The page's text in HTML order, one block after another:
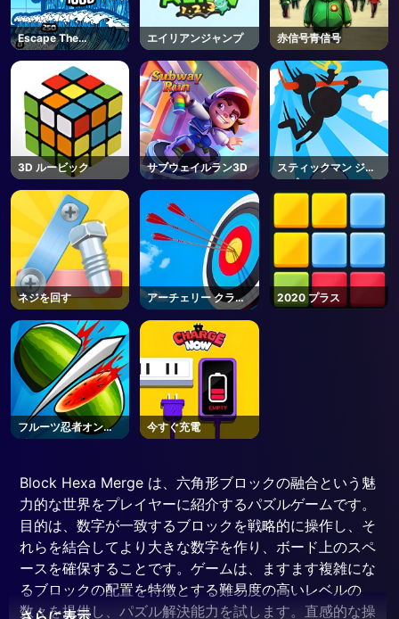
Escape The
Tsunami 🌊 - Roblox
エイリアンジャンプ 赤信号青信号
3D ルービック サブウェイルラン3D
スティックマン ジャ
ンプ
ネジを回す
アーチェリー クラブ
2
2020 プラス
フルーツ忍者オンラ
イン
今すぐ充電
Block Hexa Merge は、六角形ブロックの融合という魅
力的な世界をプレイヤーに紹介するパズルゲームです。
目的は、数字が一致するブロックを戦略的に操作し、そ
れらを結合してより大きな数字を作り、ボード上のスペ
ースを確保することです。ゲームは、ますます複雑にな
るブロックの配置を特徴とする難易度の高いレベルの
数々を提供し、パズル解決能力を試します。直感的な操